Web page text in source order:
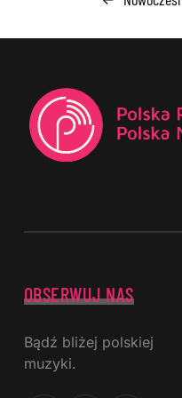
OBSERWUJ NAS
Bądź bliżej polskiej
muzyki.